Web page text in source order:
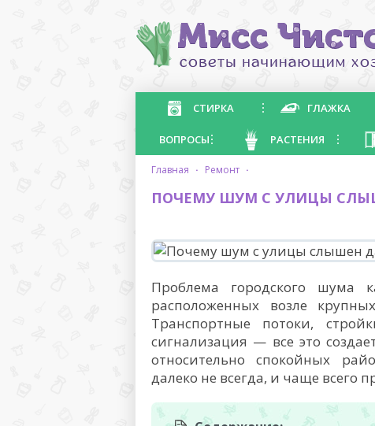
СТИРКА ГЛАЖКА
ВОПРОСЫ РАСТЕНИЯ
главная · ремонт ·
ПОЧЕМУ ШУМ С УЛИЦЫ
Проблема городского шума
расположенных возле
Транспортные потоки,
сигнализация — все это
относительно спокойных
далеко не всегда, и чаще всего